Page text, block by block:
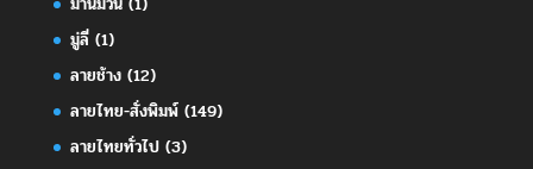
มู่ลี่(1)
ลายช้าง(12)
ลายไทย-สั่งพิมพ์(149)
ลายไทยทั่วไป(3)